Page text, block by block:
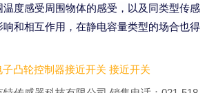
度感受周围物体的感受，以及同类型传感
和相互作用，在静电容量类型的场合也得
子凸轮控制器接近开关接近开关